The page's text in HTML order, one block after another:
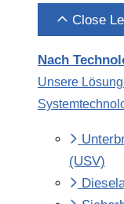
Close
Nach
Unsere
(USV)